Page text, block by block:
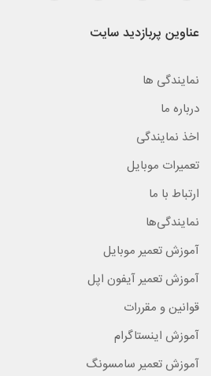
عناوین پربازدید سایت
نمایندگی ها
درباره ما
اخذ نمایندگی
تعمیرات موبایل
ارتباط با ما
نمایندگی‌ها
آموزش تعمیر موبایل
آموزش تعمیر آیفون اپل
قوانین و مقررات
آموزش اینستاگرام
آموزش تعمیر سامسونگ